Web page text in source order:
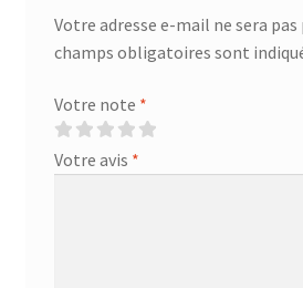
Votre adresse e-mail ne sera pas
champs obligatoires sont
Votre note *
Votre avis *